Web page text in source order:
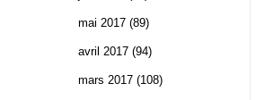
mai 2017 (89)
avril 2017 (94)
mars 2017 (108)